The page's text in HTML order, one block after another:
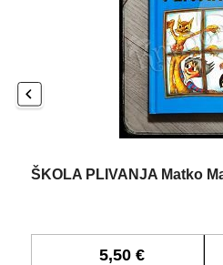
ŠKOLA PLIVANJA Matko
5,50 €